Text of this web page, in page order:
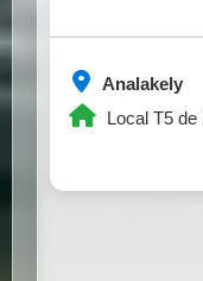
Analakely
Local T5 de